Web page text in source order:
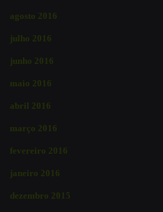
agosto 2016
julho 2016
junho 2016
maio 2016
abril 2016
março 2016
fevereiro 2016
janeiro 2016
dezembro 2015